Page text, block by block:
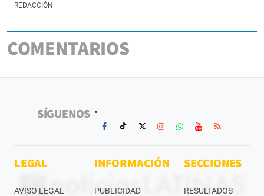
REDACCIÓN
COMENTARIOS
SÍGUENOS
LEGAL
AVISO LEGAL
INFORMACIÓN
PUBLICIDAD
SECCIONES
RESULTADOS